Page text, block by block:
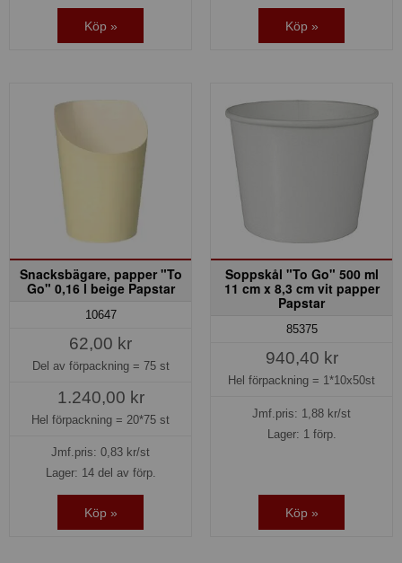
Köp » Köp »
Snacksbägare, papper "To
Go" 0,16 l beige Papstar
10647
62,00 kr
Del av förpackning = 75 st
1.240,00 kr
Hel förpackning = 20*75 st
Jmf.pris: 0,83 kr/st
Lager: 14 del av förp.
Köp »
Soppskål "To Go" 500 ml
11 cm x 8,3 cm vit papper
Papstar
85375
940,40 kr
Hel förpackning = 1*10x50st
Jmf.pris: 1,88 kr/st
Lager: 1 förp.
Köp »